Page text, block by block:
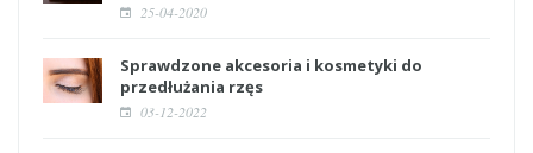
25-04-2020
Sprawdzone akcesoria i kosmetyki do
przedłużania rzęs
03-12-2022